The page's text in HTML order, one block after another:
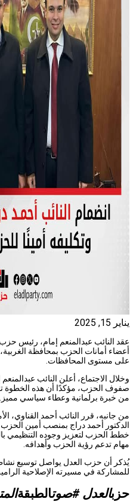
يناير 15, 2025
عقد النائب عبدالمنعم إمام، رئيس
أعضاء أمانات الحزب بمحافظة
على مستوى المحافظات.
وخلال الاجتماع، أعلن النائب
صفوف الحزب، مؤكدًا أن هذه الخطوة
من خبرة برلمانية وعطاء سياسي مميز.
من جانبه، قرر النائب أحمد
الدكتور أحمد دراج بمنصب أمين الحزب
خطط الحزب لتعزيز وجوده التنظيمي
مهام تدعم رؤية الحزب وأهدافه.
يُذكر أن حزب العدل يواصل توسيع
للمشاركة في مسيرته الإصلاحية
حزبالعدل #صوتالطبقة